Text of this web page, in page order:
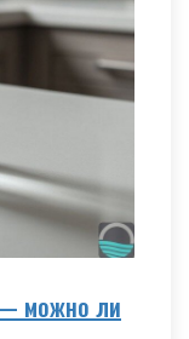
можно ли